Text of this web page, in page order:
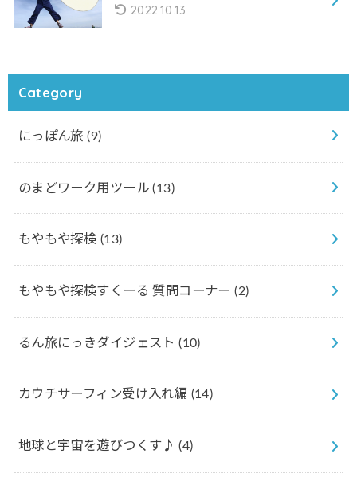
2022.10.13
Category
にっぽん旅(9)
のまどワーク用ツール(13)
もやもや探検 (13)
もやもや探検すくーる 質問コーナー(2)
るん旅にっきダイジェスト(10)
カウチサーフィン受け入れ編 (14)
地球と宇宙を遊びつくす♪(4)